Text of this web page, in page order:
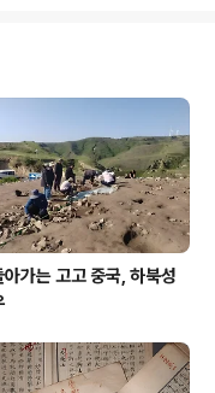
고려
궁
로서
동
으로
아가는 고고 중국, 하북성